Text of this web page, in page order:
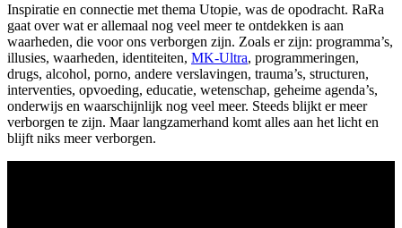
Inspiratie en connectie met thema Utopie, was de opodracht. RaRa
gaat over wat er allemaal nog veel meer te ontdekken is aan
waarheden, die voor ons verborgen zijn. Zoals er zijn: programma’s,
illusies, waarheden, identiteiten, MK-Ultra, programmeringen,
drugs, alcohol, porno, andere verslavingen, trauma’s, structuren,
interventies, opvoeding, educatie, wetenschap, geheime agenda’s,
onderwijs en waarschijnlijk nog veel meer. Steeds blijkt er meer
verborgen te zijn. Maar langzamerhand komt alles aan het licht en
blijft niks meer verborgen.